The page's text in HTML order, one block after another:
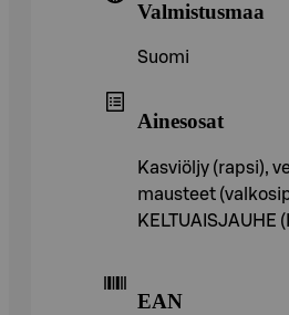
Valmistusmaa
Suomi
Ainesosat
Kasviöljy (rapsi),
mausteet
EAN